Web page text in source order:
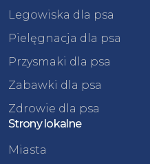
Legowiska dla psa
Pielęgnacja dla psa
Przysmaki dla psa
Zabawki dla psa
Zdrowie dla psa
Strony lokalne
Miasta